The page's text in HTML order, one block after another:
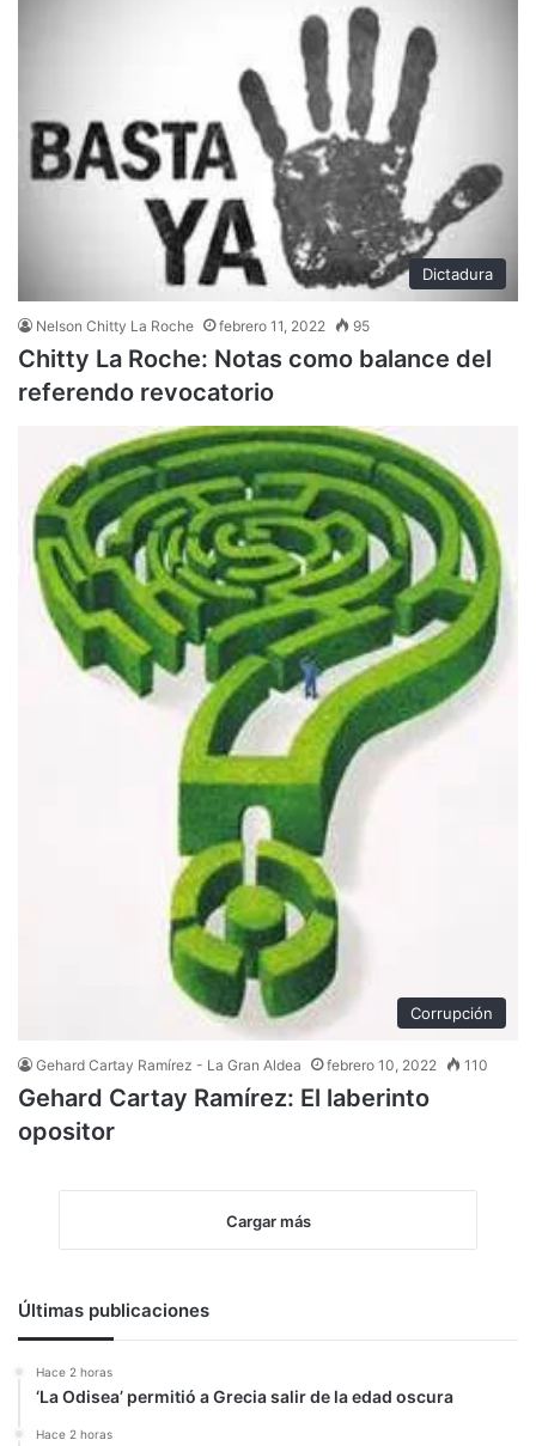
Dictadura
Nelson Chitty La Roche febrero 11, 2022 95
Chitty La Roche: Notas como balance del
referendo revocatorio
Corrupción
Gehard Cartay Ramírez - La Gran Aldea febrero 10, 2022 110
Gehard Cartay Ramírez: El laberinto
opositor
Cargar más
Últimas publicaciones
Hace 2 horas
‘La Odisea’ permitió a Grecia salir de la edad oscura
Hace 2 horas